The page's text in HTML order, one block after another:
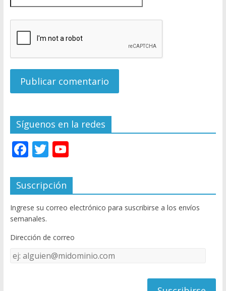
Síguenos en la redes
F
e
b
o
o
k
T
itt
er
Y
u
T
u
e
C
Suscripción
Ingrese su correo electrónico para suscribirse a los envíos
semanales.
Dirección de correo
Dirección
de